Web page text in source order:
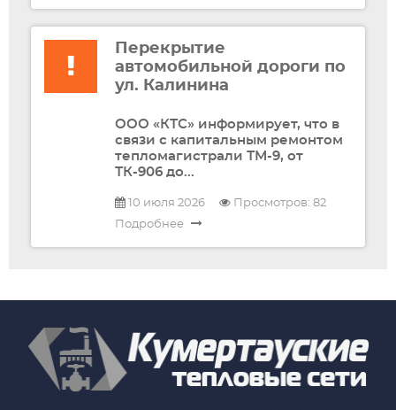
Перекрытие
автомобильной дороги по
ул. Калинина
ООО «КТС» информирует, что в
связи с капитальным ремонтом
тепломагистрали ТМ-9, от
ТК-906 до...
10 июля 2026
Просмотров: 82
Подробнее